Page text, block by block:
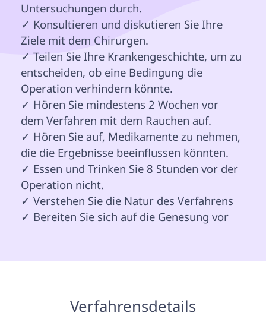
Untersuchungen durch.
✓ Konsultieren und diskutieren Sie Ihre
Ziele mit dem Chirurgen.
✓ Teilen Sie Ihre Krankengeschichte, um zu
entscheiden, ob eine Bedingung die
Operation verhindern könnte.
✓ Hören Sie mindestens 2 Wochen vor
dem Verfahren mit dem Rauchen auf.
✓ Hören Sie auf, Medikamente zu nehmen,
die die Ergebnisse beeinflussen könnten.
✓ Essen und Trinken Sie 8 Stunden vor der
Operation nicht.
✓ Verstehen Sie die Natur des Verfahrens
✓ Bereiten Sie sich auf die Genesung vor
Verfahrensdetails